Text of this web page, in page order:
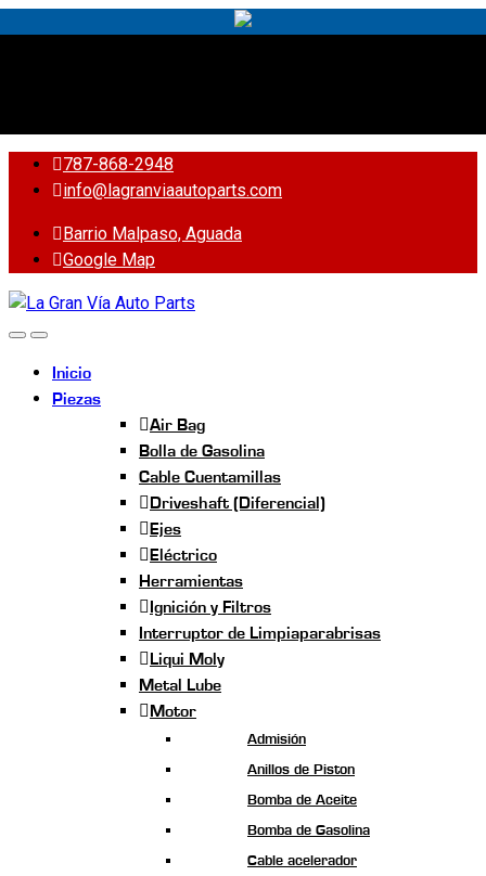
787-868-2948
info@lagranviaautoparts.com
Barrio Malpaso, Aguada
Google Map
Inicio
Piezas
Air Bag
Bolla de Gasolina
Cable Cuentamillas
Driveshaft (Diferencial)
Ejes
Eléctrico
Herramientas
Ignición y Filtros
Interruptor de Limpiaparabrisas
Liqui Moly
Metal Lube
Motor
Admisión
Anillos de Piston
Bomba de Aceite
Bomba de Gasolina
Cable acelerador